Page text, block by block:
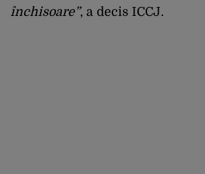
închisoare”, a decis ICCJ.